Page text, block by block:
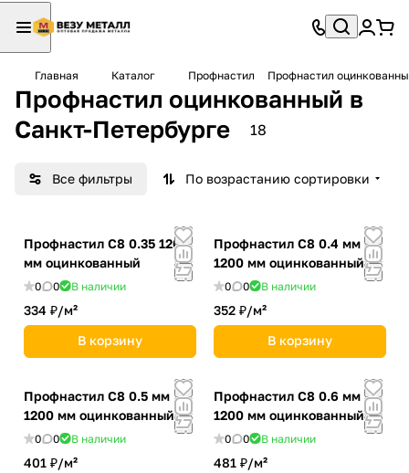
Главная Каталог Профнастил Профнастил
Профнастил оцинкованный в
Санкт-Петербурге
18
Все фильтры По возрастанию сортировки
Профнастил С8 0.35 1200
мм оцинкованный
0 0 В наличии
334 ₽/м²
В корзину
Профнастил С8 0.4 мм
1200 мм оцинкованный
0 0 В наличии
352 ₽/м²
В корзину
Профнастил С8 0.5 мм
1200 мм оцинкованный
0 0 В наличии
401 ₽/м²
Профнастил С8 0.6 мм
1200 мм оцинкованный
0 0 В наличии
481 ₽/м²